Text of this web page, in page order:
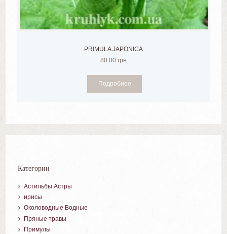
PRIMULA JAPONICA
80.00 грн
Подробнее
Категории
Астильбы Астры
ирисы
Околоводные Водные
Пряные травы
Примулы